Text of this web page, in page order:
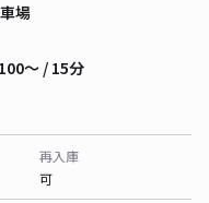
場
〜 / 15分
再入庫
可